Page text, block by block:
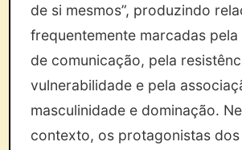
de si mesmos”, produzindo
frequentemente marcadas
de comunicação, pela
vulnerabilidade e pela
masculinidade e dominação.
contexto, os protagonistas